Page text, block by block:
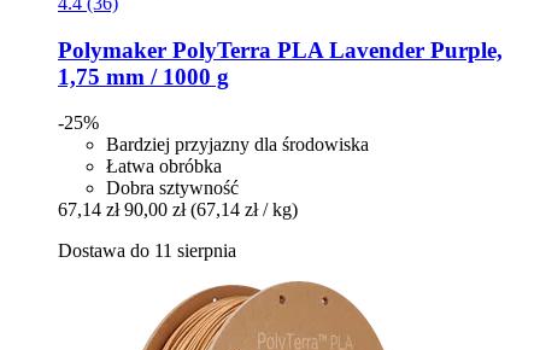
Polymaker PolyTerra PLA Lavender Purple,
1,75 mm / 1000 g
-25%
Bardziej przyjazny dla środowiska
Łatwa obróbka
Dobra sztywność
67,14 zł 90,00 zł (67,14 zł / kg)
Dostawa do 11 sierpnia